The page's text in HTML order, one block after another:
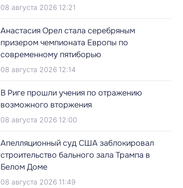
08 августа 2026 12:21
Анастасия Орел стала серебряным
призером чемпионата Европы по
современному пятиборью
08 августа 2026 12:14
В Риге прошли учения по отражению
возможного вторжения
08 августа 2026 12:00
Апелляционный суд США заблокировал
строительство бального зала Трампа в
Белом Доме
08 августа 2026 11:49